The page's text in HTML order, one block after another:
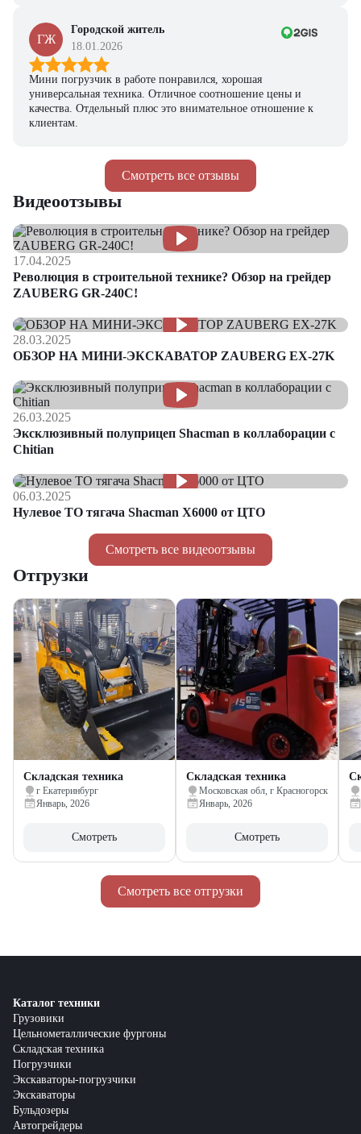
Смотреть все отзывы
ГЖ
Городской житель
18.01.2026
Мини погрузчик в работе понравился, хорошая
универсальная техника. Отличное соотношение цены и
качества. Отдельный плюс это внимательное отношение к
клиентам.
Смотреть все видеоотзывы
Видеоотзывы
17.04.2025
Революция в строительной технике? Обзор на грейдер
ZAUBERG GR-240C!
28.03.2025
ОБЗОР НА МИНИ-ЭКСКАВАТОР ZAUBERG EX-27K
26.03.2025
Эксклюзивный полуприцеп Shacman в коллаборации с
Chitian
06.03.2025
Нулевое ТО тягача Shacman Х6000 от ЦТО
Смотреть все отгрузки
Отгрузки
Складская техника
г Екатеринбург
Январь, 2026
Смотреть
Складская техника
Московская обл, г Красногорск
Январь, 2026
Смотреть
Каталог техники
Грузовики
Цельнометаллические фургоны
Складская техника
Погрузчики
Экскаваторы-погрузчики
Экскаваторы
Бульдозеры
Автогрейдеры